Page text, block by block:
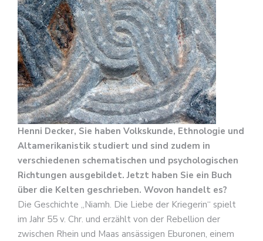
Henni Decker, Sie haben Volkskunde, Ethnologie und
Altamerikanistik studiert und sind zudem in
verschiedenen schematischen und psychologischen
Richtungen ausgebildet. Jetzt haben Sie ein Buch
über die Kelten geschrieben. Wovon handelt es?
Die Geschichte „Niamh. Die Liebe der Kriegerin“ spielt
im Jahr 55 v. Chr. und erzählt von der Rebellion der
zwischen Rhein und Maas ansässigen Eburonen, einem